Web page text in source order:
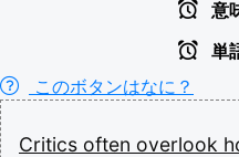
意
単
このボタンはなに？
Critics often overlook